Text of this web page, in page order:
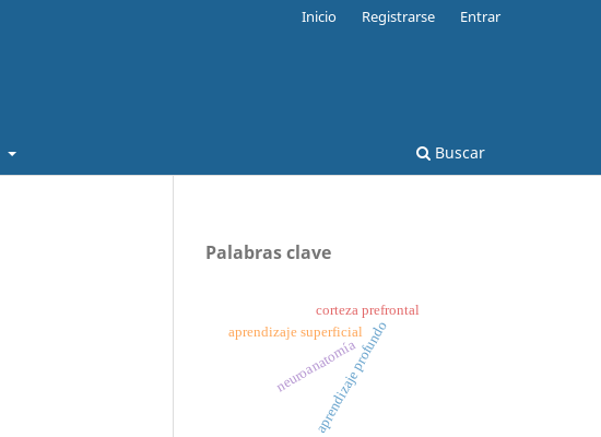
Buscar
Inicio Registrarse Entrar
Palabras clave
neuroanatomía
aprendizaje profundo
aprendizaje superficial
corteza prefrontal